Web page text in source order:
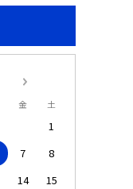
金 土
1
7
8
14
15